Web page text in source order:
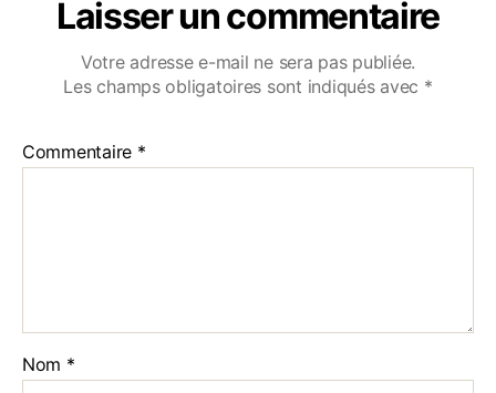
Laisser un commentaire
Votre adresse e-mail ne sera pas publiée.
Les champs obligatoires sont indiqués avec *
Commentaire *
Nom *